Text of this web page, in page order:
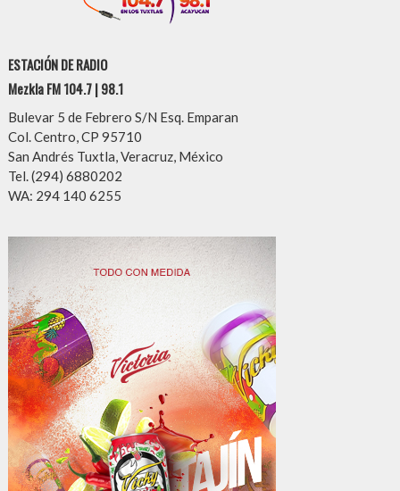
ESTACIÓN DE RADIO
Mezkla FM 104.7 | 98.1
Bulevar 5 de Febrero S/N Esq. Emparan
Col. Centro, CP 95710
San Andrés Tuxtla, Veracruz, México
Tel. (294) 6880202
WA: 294 140 6255